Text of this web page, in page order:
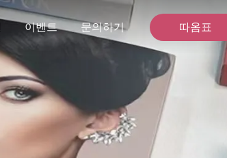
이벤트 문의하기 따옴표